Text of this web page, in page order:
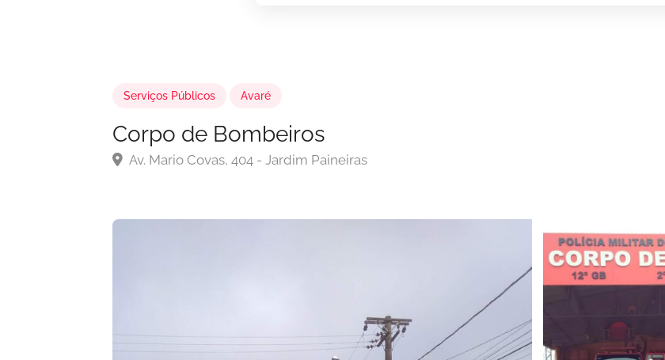
Serviços Públicos Avaré
Corpo de Bombeiros
Av. Mario Covas, 404 - Jardim Paineiras